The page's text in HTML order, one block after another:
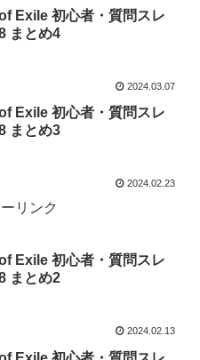
Exile 初心者・質問スレ
まとめ4
2024.03.07
Exile 初心者・質問スレ
まとめ3
2024.02.23
リンク
Exile 初心者・質問スレ
まとめ2
2024.02.13